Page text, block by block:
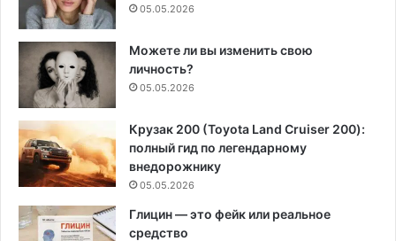
05.05.2026
Можете ли вы изменить свою
личность?
05.05.2026
Крузак 200 (Toyota Land Cruiser 200):
полный гид по легендарному
внедорожнику
05.05.2026
Глицин — это фейк или реальное
средство